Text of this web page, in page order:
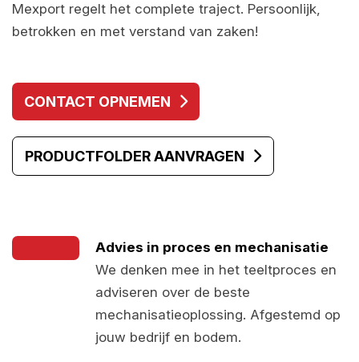
Mexport regelt het complete traject. Persoonlijk,
betrokken en met verstand van zaken!
CONTACT OPNEMEN
PRODUCTFOLDER AANVRAGEN
Advies in proces en mechanisatie
We denken mee in het teeltproces en
adviseren over de beste
mechanisatieoplossing. Afgestemd op
jouw bedrijf en bodem.